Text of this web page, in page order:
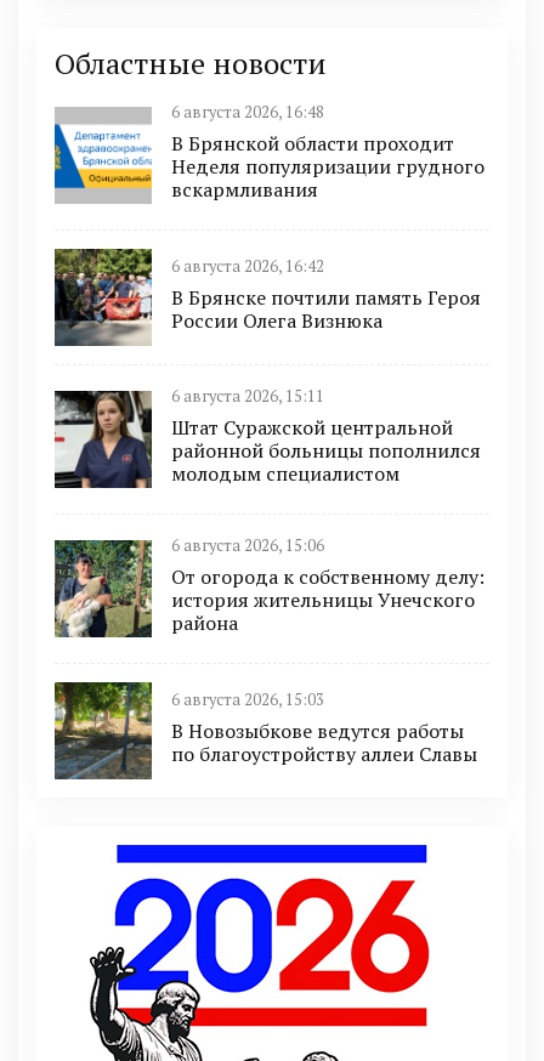
Областные новости
6 августа 2026, 16:48
В Брянской области проходит
Неделя популяризации грудного
вскармливания
6 августа 2026, 16:42
В Брянске почтили память Героя
России Олега Визнюка
6 августа 2026, 15:11
Штат Суражской центральной
районной больницы пополнился
молодым специалистом
6 августа 2026, 15:06
От огорода к собственному делу:
история жительницы Унечского
района
6 августа 2026, 15:03
В Новозыбкове ведутся работы
по благоустройству аллеи Славы